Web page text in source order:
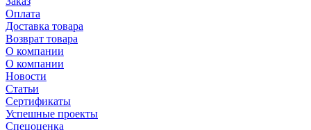
Оплата
Доставка товара
Возврат товара
О компании
О компании
Новости
Статьи
Сертификаты
Успешные проекты
Спецоценка